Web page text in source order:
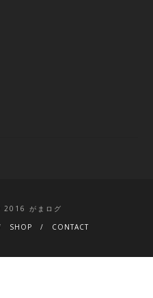
がまログ
SHOP CONTACT